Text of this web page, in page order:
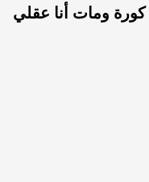
كورة ومات أنا عقلي